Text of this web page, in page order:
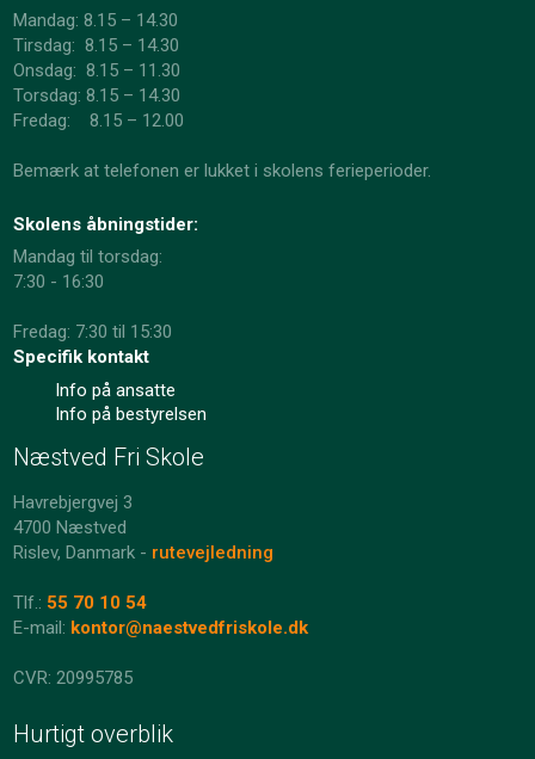
Mandag: 8.15 – 14.30
Tirsdag: 8.15 – 14.30
Onsdag: 8.15 – 11.30
​Torsdag: 8.15 – 14.30
Fredag: 8.15 – 12.00
Bemærk at telefonen er lukket i skolens ferieperioder.
Skolens åbningstider:
Mandag til torsdag:
7:30 - 16:30
Fredag: 7:30 til 15:30
Specifik kontakt
Info på ansatte
Info på bestyrelsen
Næstved Fri Skole
Havrebjergvej 3
4700 Næstved
Rislev, Danmark - rutevejledning
Tlf.: 55 70 10 54
E-mail: kontor@naestvedfriskole.dk
​​CVR: 20995785
Hurtigt overblik